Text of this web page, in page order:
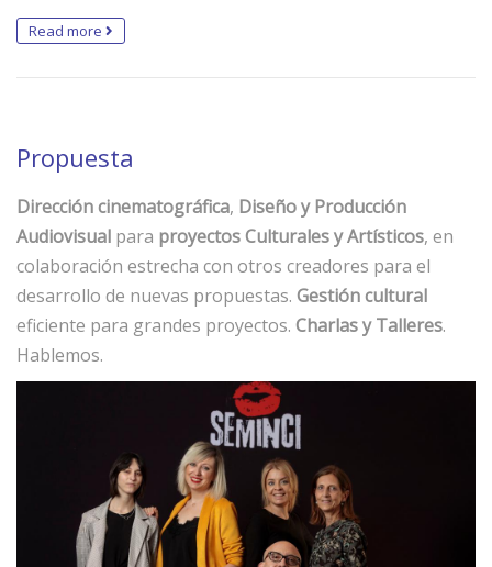
Read more
Propuesta
Dirección cinematográfica, Diseño y Producción
Audiovisual para proyectos Culturales y Artísticos, en
colaboración estrecha con otros creadores para el
desarrollo de nuevas propuestas. Gestión cultural
eficiente para grandes proyectos. Charlas y Talleres.
Hablemos.